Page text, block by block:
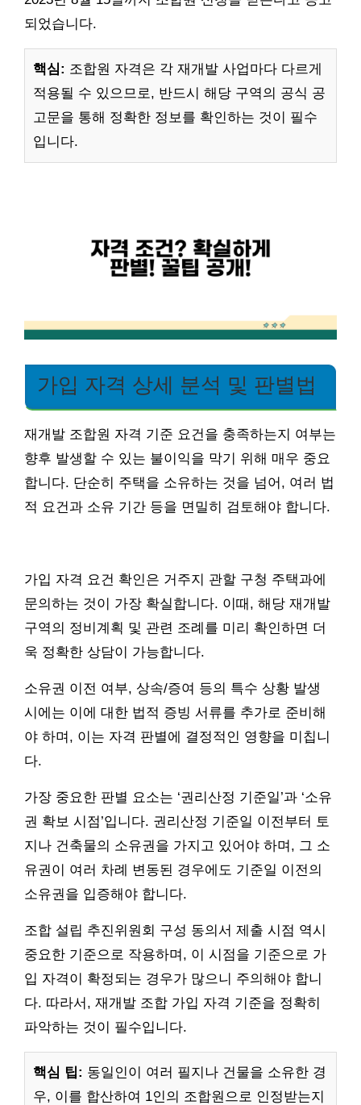
되었습니다.
핵심: 조합원 자격은 각 재개발 사업마다 다르게
적용될 수 있으므로, 반드시 해당 구역의 공식 공
고문을 통해 정확한 정보를 확인하는 것이 필수
입니다.
가입 자격 상세 분석 및 판별법
재개발 조합원 자격 기준 요건을 충족하는지 여부는
향후 발생할 수 있는 불이익을 막기 위해 매우 중요
합니다. 단순히 주택을 소유하는 것을 넘어, 여러 법
적 요건과 소유 기간 등을 면밀히 검토해야 합니다.
가입 자격 요건 확인은 거주지 관할 구청 주택과에
문의하는 것이 가장 확실합니다. 이때, 해당 재개발
구역의 정비계획 및 관련 조례를 미리 확인하면 더
욱 정확한 상담이 가능합니다.
소유권 이전 여부, 상속/증여 등의 특수 상황 발생
시에는 이에 대한 법적 증빙 서류를 추가로 준비해
야 하며, 이는 자격 판별에 결정적인 영향을 미칩니
다.
가장 중요한 판별 요소는 ‘권리산정 기준일’과 ‘소유
권 확보 시점’입니다. 권리산정 기준일 이전부터 토
지나 건축물의 소유권을 가지고 있어야 하며, 그 소
유권이 여러 차례 변동된 경우에도 기준일 이전의
소유권을 입증해야 합니다.
조합 설립 추진위원회 구성 동의서 제출 시점 역시
중요한 기준으로 작용하며, 이 시점을 기준으로 가
입 자격이 확정되는 경우가 많으니 주의해야 합니
다. 따라서, 재개발 조합 가입 자격 기준을 정확히
파악하는 것이 필수입니다.
핵심 팁: 동일인이 여러 필지나 건물을 소유한 경
우, 이를 합산하여 1인의 조합원으로 인정받는지